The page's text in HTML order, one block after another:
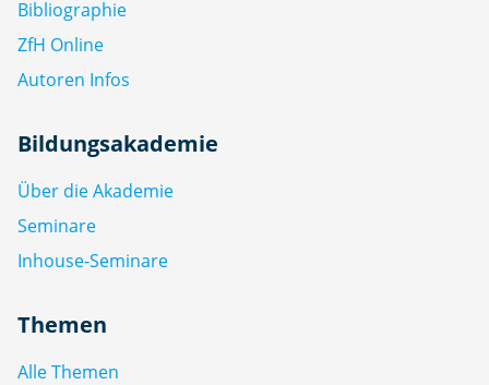
Bibliographie
ZfH Online
Autoren Infos
Bildungsakademie
Über die Akademie
Seminare
Inhouse-Seminare
Themen
Alle Themen